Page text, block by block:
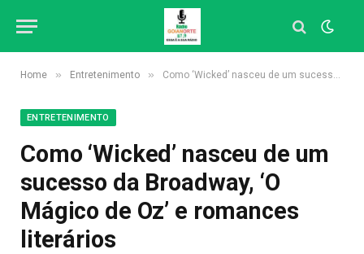
Home » Entretenimento » Como ‘Wicked’ nasceu de um sucesso da Broadway, ‘O Mágico de Oz’ e romances literários
ENTRETENIMENTO
Como ‘Wicked’ nasceu de um
sucesso da Broadway, ‘O
Mágico de Oz’ e romances
literários